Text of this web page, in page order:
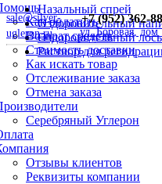
Как оплатить
Возврат средств
Стоимость доставки
Как искать товар
Отслеживание заказа
Отмена заказа
Серебряный Углерон
Отзывы клиентов
Реквизиты компании
Назальный спрей
Оздоровительный
Оздоровительный
Раствор для
sale@silver-
ugleron.ru
+7 (952) 362-
ул. Боровая, дом